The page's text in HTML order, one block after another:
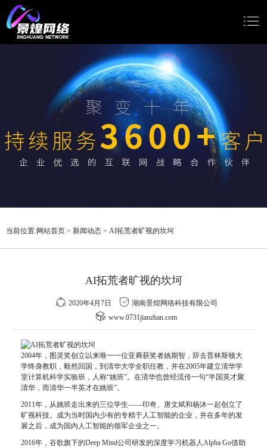
小程序开发
Google推广
关于我们
当前位置:网站首页 > 新闻动态 > AI拓荒者旷视的坎坷
AI拓荒者旷视的坎坷
2020年4月7日
湖南景煌网络科技有限公司
www.0731jianzhan.com
2004年，图灵奖创立以来唯一一位亚裔获奖者姚期智，辞去普林斯顿大
学终身教职，毅然回国，到清华大学全职任教，并在2005年建立清华学
堂计算机科学实验班，人称“姚班”。在清华也曾经流传一句“半国英才聚
清华，而清华一半英才在姚班”。
2011年，从姚班走出来的三位学生——印奇、唐文斌和杨沐一起创立了
旷视科技。成为当时国内少有的专精于人工智能的企业，并在多年的发
展之后，成为国内人工智能的领军企业之一。
2016年，谷歌旗下的Deep Mind公司研发的深度学习机器人Alpha Go借助